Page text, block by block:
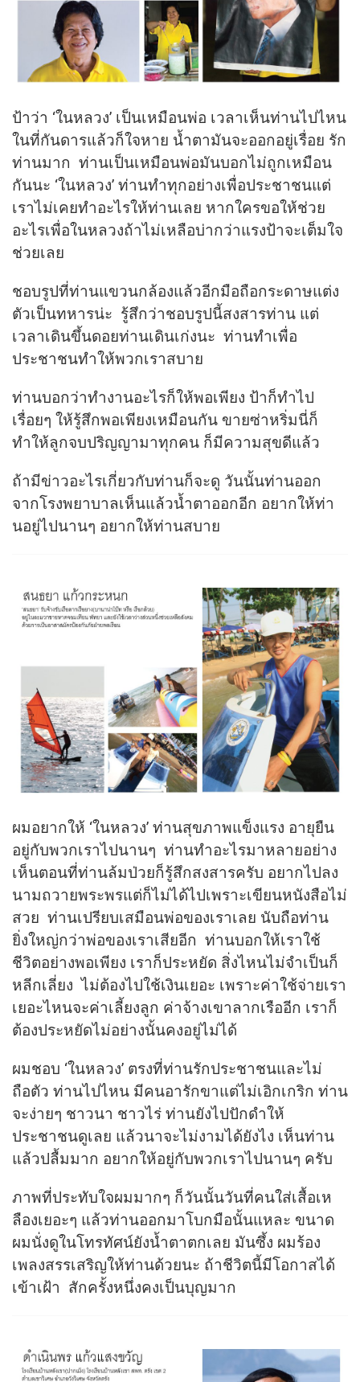
ป้าว่า ‘ในหลวง’ เป็นเหมือนพ่อ เวลาเห็นท่านไปไหน
ในที่กันดารแล้วก็ใจหาย น้ำตามันจะออกอยู่เรื่อย รัก
ท่านมาก ท่านเป็นเหมือนพ่อมันบอกไม่ถูกเหมือน
กันนะ ‘ในหลวง’ ท่านทำทุกอย่างเพื่อประชาชนแต่
เราไม่เคยทำอะไรให้ท่านเลย หากใครขอให้ช่วย
อะไรเพื่อในหลวงถ้าไม่เหลือบ่ากว่าแรงป้าจะเต็มใจ
ช่วยเลย
ชอบรูปที่ท่านแขวนกล้องแล้วอีกมือถือกระดาษแต่ง
ตัวเป็นทหารน่ะ รู้สึกว่าชอบรูปนี้สงสารท่าน แต่
เวลาเดินขึ้นดอยท่านเดินเก่งนะ ท่านทำเพื่อ
ประชาชนทำให้พวกเราสบาย
ท่านบอกว่าทำงานอะไรก็ให้พอเพียง ป้าก็ทำไป
เรื่อยๆ ให้รู้สึกพอเพียงเหมือนกัน ขายซ่าหริ่มนี่ก็
ทำให้ลูกจบปริญญามาทุกคน ก็มีความสุขดีแล้ว
ถ้ามีข่าวอะไรเกี่ยวกับท่านก็จะดู วันนั้นท่านออก
จากโรงพยาบาลเห็นแล้วน้ำตาออกอีก อยากให้ท่า
นอยู่ไปนานๆ อยากให้ท่านสบาย
ผมอยากให้ ‘ในหลวง’ ท่านสุขภาพแข็งแรง อายุยืน
อยู่กับพวกเราไปนานๆ ท่านทำอะไรมาหลายอย่าง
เห็นตอนที่ท่านล้มป่วยก็รู้สึกสงสารครับ อยากไปลง
นามถวายพระพรแต่ก็ไม่ได้ไปเพราะเขียนหนังสือไม่
สวย ท่านเปรียบเสมือนพ่อของเราเลย นับถือท่าน
ยิ่งใหญ่กว่าพ่อของเราเสียอีก ท่านบอกให้เราใช้
ชีวิตอย่างพอเพียง เราก็ประหยัด สิ่งไหนไม่จำเป็นก็
หลีกเลี่ยง ไม่ต้องไปใช้เงินเยอะ เพราะค่าใช้จ่ายเรา
เยอะไหนจะค่าเลี้ยงลูก ค่าจ้างเขาลากเรืออีก เราก็
ต้องประหยัดไม่อย่างนั้นคงอยู่ไม่ได้
ผมชอบ ‘ในหลวง’ ตรงที่ท่านรักประชาชนและไม่
ถือตัว ท่านไปไหน มีคนอารักขาแต่ไม่เอิกเกริก ท่าน
จะง่ายๆ ชาวนา ชาวไร่ ท่านยังไปปักดำให้
ประชาชนดูเลย แล้วนาจะไม่งามได้ยังไง เห็นท่าน
แล้วปลื้มมาก อยากให้อยู่กับพวกเราไปนานๆ ครับ
ภาพที่ประทับใจผมมากๆ ก็วันนั้นวันที่คนใส่เสื้อเห
ลืองเยอะๆ แล้วท่านออกมาโบกมือนั้นแหละ ขนาด
ผมนั่งดูในโทรทัศน์ยังน้ำตาตกเลย มันซึ้ง ผมร้อง
เพลงสรรเสริญให้ท่านด้วยนะ ถ้าชีวิตนี้มีโอกาสได้
เข้าเฝ้า สักครั้งหนึ่งคงเป็นบุญมาก